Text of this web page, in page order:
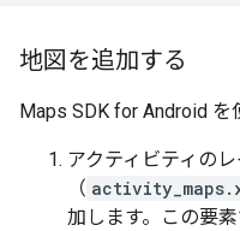
地図を追加する
Maps SDK for Android を
アクティビティの
（
加します。この要